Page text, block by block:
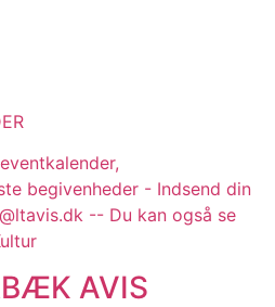
begivenheder - Indsend din
-- Du kan også se
AVIS